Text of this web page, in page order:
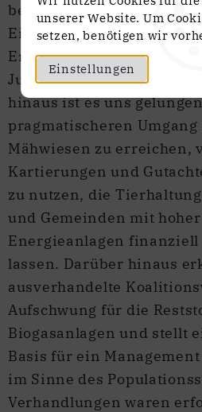
unserer Website. Um
setzen, benötigen wir
Einstellungen
bestellt: Er äußert sich
Eigentums der
Ernährungssouveränität
Junglandwirten
hinaus ist es uns
pragmatischeren Umgang
Mähwiesen zu erreichen,
Kartierungen und
zu nutzen, die
und Gemeinden mit
Energieanlagen
lassen. Darüber hinaus
ausverhandelte
Aufschwung für die
Biogasanlagen und stellt
Basis für ein
im Sinne des
Verhandlungen waren